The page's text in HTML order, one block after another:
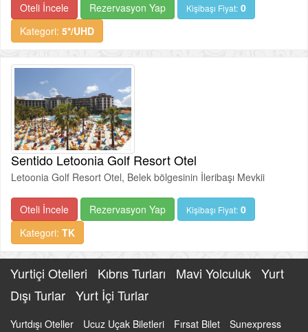
Oteli İncele Rezervasyon Yap Kişibaşı Fiyat: 0
Kategori: 5*/UHD
Sentido Letoonia Golf Resort Otel
Letoonia Golf Resort Otel, Belek bölgesinin İleribaşı Mevkii
Oteli İncele Rezervasyon Yap Kişibaşı Fiyat: 0
Kategori: TK
Yurtiçi Otelleri Kıbrıs Turları Mavi Yolculuk Yurt
Dışı Turlar Yurt İçi Turlar
Yurtdışı Oteller Ucuz Uçak Biletleri Fırsat Bilet
Sunexpress